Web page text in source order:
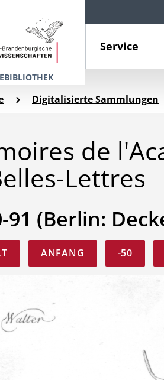
Service
Digitalisierte Sammlungen
de
Lettres
91 (Berlin:
ANFANG -50